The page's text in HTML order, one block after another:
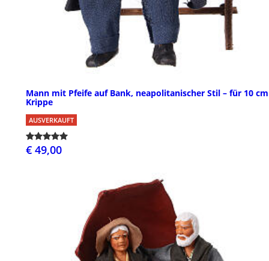
Mann mit Pfeife auf Bank, neapolitanischer Stil – für 10 cm
Krippe
AUSVERKAUFT
€ 49,00